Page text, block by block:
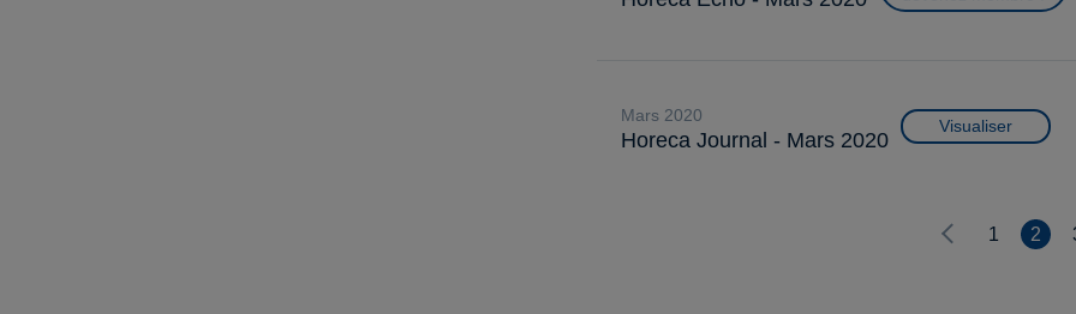
mars 2020
Horeca Journal - Mars 2020
Visualiser
1 2